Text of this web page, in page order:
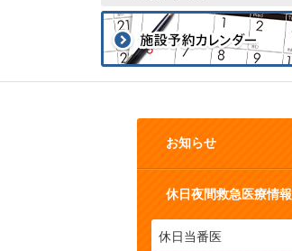
お知らせ
休日夜間救急医療情報
休日当番医